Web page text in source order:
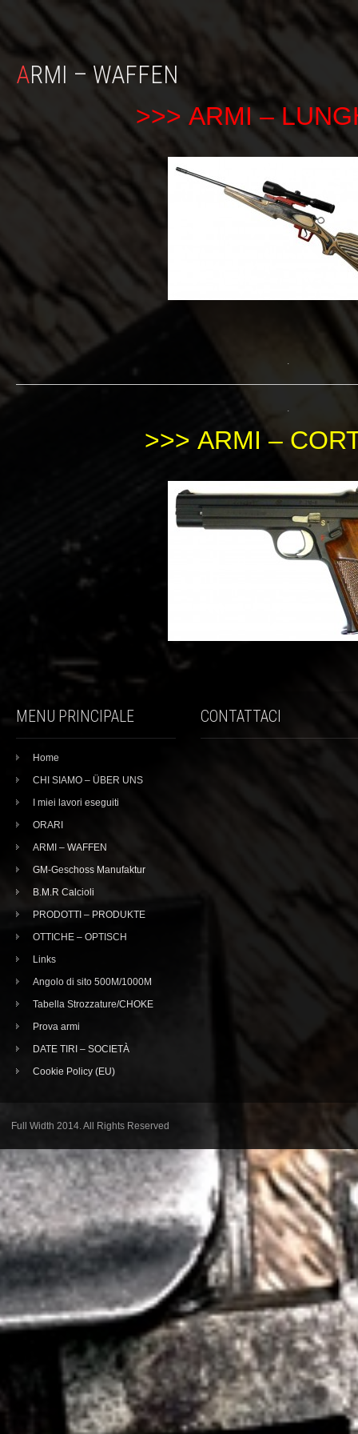
ARMI – WAFFEN
>>> ARMI –
.
.
>>> ARMI –
MENU PRINCIPALE
Home
CHI SIAMO – ÜBER UNS
I miei lavori eseguiti
ORARI
ARMI – WAFFEN
GM-Geschoss Manufaktur
B.M.R Calcioli
PRODOTTI – PRODUKTE
OTTICHE – OPTISCH
Links
Angolo di sito 500M/1000M
Tabella Strozzature/CHOKE
Prova armi
DATE TIRI – SOCIETÀ
Cookie Policy (EU)
CONTATTACI
Full Width 2014. All Rights Reserved